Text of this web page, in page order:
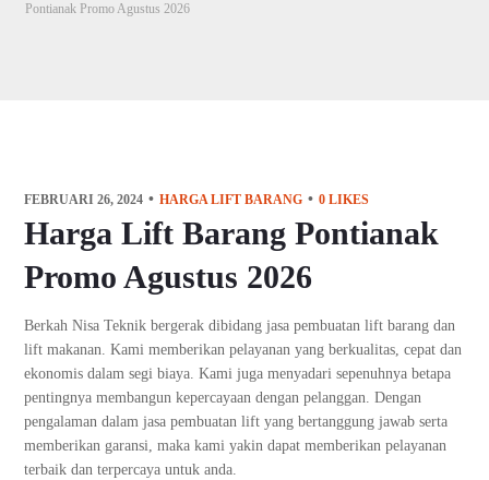
Pontianak Promo Agustus 2026
FEBRUARI 26, 2024 HARGA LIFT BARANG 0 LIKES
Harga Lift Barang Pontianak
Promo Agustus 2026
Berkah Nisa Teknik bergerak dibidang jasa pembuatan lift barang dan
lift makanan. Kami memberikan pelayanan yang berkualitas, cepat dan
ekonomis dalam segi biaya. Kami juga menyadari sepenuhnya betapa
pentingnya membangun kepercayaan dengan pelanggan. Dengan
pengalaman dalam jasa pembuatan lift yang bertanggung jawab serta
memberikan garansi, maka kami yakin dapat memberikan pelayanan
terbaik dan terpercaya untuk anda.